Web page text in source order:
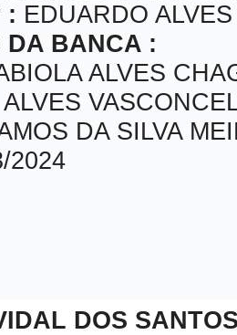
: EDUARDO
DA BANCA :
ALVES
DA SILVA
2024
DOS